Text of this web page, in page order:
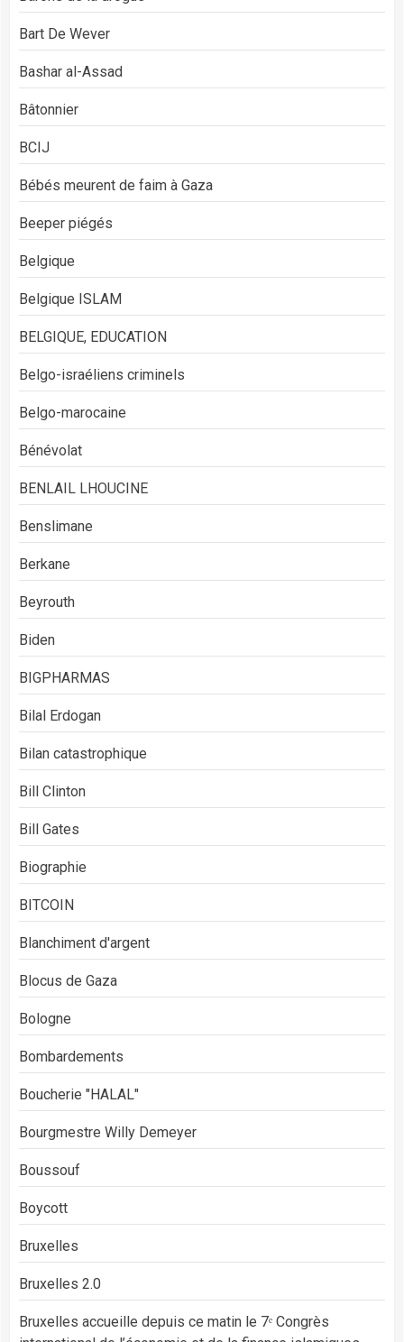
Bart De Wever
Bashar al-Assad
Bâtonnier
BCIJ
Bébés meurent de faim à Gaza
Beeper piégés
Belgique
Belgique ISLAM
BELGIQUE, EDUCATION
Belgo-israéliens criminels
Belgo-marocaine
Bénévolat
BENLAIL LHOUCINE
Benslimane
Berkane
Beyrouth
Biden
BIGPHARMAS
Bilal Erdogan
Bilan catastrophique
Bill Clinton
Bill Gates
Biographie
BITCOIN
Blanchiment d'argent
Blocus de Gaza
Bologne
Bombardements
Boucherie "HALAL"
Bourgmestre Willy Demeyer
Boussouf
Boycott
Bruxelles
Bruxelles 2.0
Bruxelles accueille depuis ce matin le 7ᵉ Congrès